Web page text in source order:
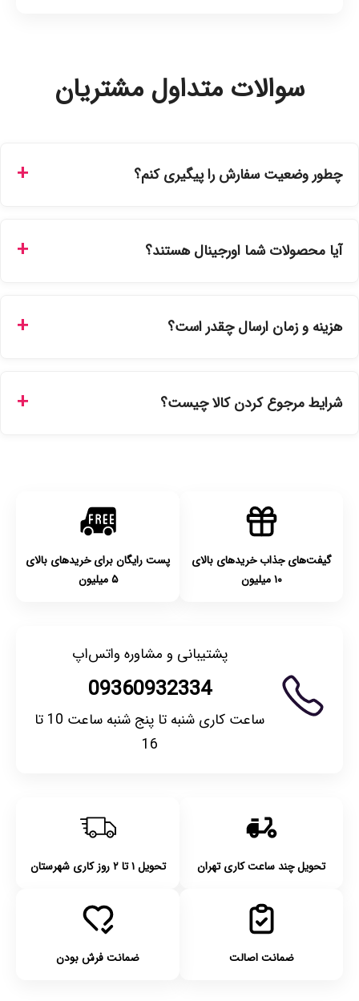
سوالات متداول مشتریان
چطور وضعیت سفارش را پیگیری کنم؟
سفارشات در سایت، وضعیت لحظه‌ای مرسوله را مشاهده کنید.
آیا محصولات شما اورجینال هستند؟
نمایندگی‌های معتبر تهیه شده و دارای بچ‌کد قابل استعلام هستند.
هزینه و زمان ارسال چقدر است؟
انتخاب کنید و برای شهرستان‌ها بین یک الی ۳ روز کاری از طریق
شرایط مرجوع کردن کالا چیست؟
گیفت‌های جذاب خریدهای بالای
۱۰ میلیون
پست رایگان برای خریدهای بالای
۵ میلیون
پشتیبانی و مشاوره واتس‌اپ
09360932334
ساعت کاری شنبه تا پنج شنبه ساعت 10 تا
16
تحویل چند ساعت کاری تهران تحویل ۱ تا ۲ روز کاری شهرستان
ضمانت اصالت ضمانت فرش بودن